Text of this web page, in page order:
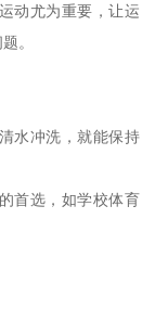
动尤为重要，让运
。
水冲洗，就能保持
首选，如学校体育